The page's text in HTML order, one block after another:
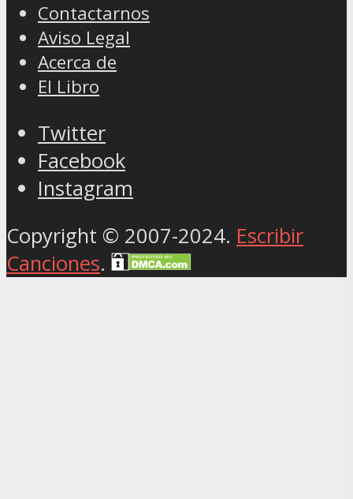
Contactarnos
Aviso Legal
Acerca de
El Libro
Twitter
Facebook
Instagram
Copyright © 2007-2024. Escribir
Canciones.